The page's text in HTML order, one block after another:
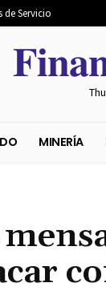
de Servicio